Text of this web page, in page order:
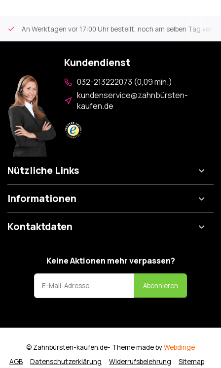
An Werktagen vor 17:00 Uhr bestellt, noch am selben Tag
Kundendienst
032-213222073 (0,09 min.)
kundenservice@zahnbürsten-
kaufen.de
Nützliche Links
Informationen
Kontaktdaten
Keine Aktionen mehr verpassen?
Abonnieren
AGB Datenschutzerklärung Widerrufsbelehrung Sitemap
© Zahnbürsten-kaufen.de- Theme made byWebdinge